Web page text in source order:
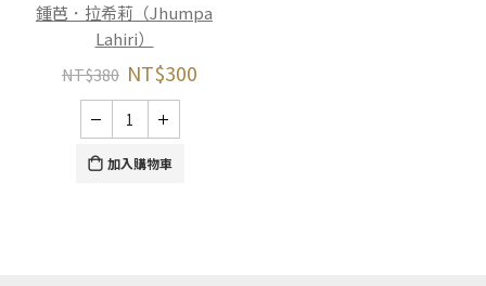
鍾芭．拉希莉（Jhumpa
Lahiri）
NT$380 NT$300
加入購物車